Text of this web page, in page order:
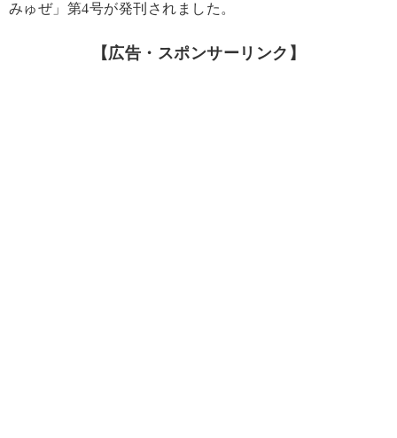
みゅぜ」第4号が発刊されました。
【広告・スポンサーリンク】